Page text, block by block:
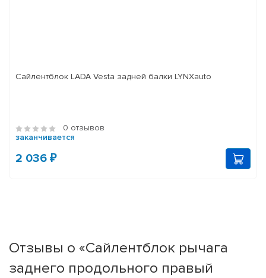
Сайлентблок LADA Vesta задней балки LYNXauto
0 отзывов
заканчивается
2 036 ₽
Отзывы о «Сайлентблок рычага
заднего продольного правый